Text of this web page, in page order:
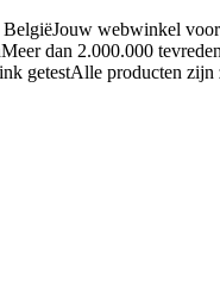
Jouw webwinkel
Meer dan 2.000.000
Alle producten zijn